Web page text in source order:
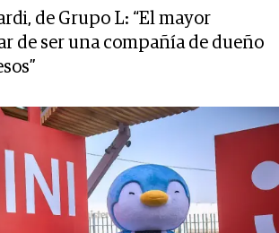
de Grupo L: “El mayor
de ser una compañía de dueño